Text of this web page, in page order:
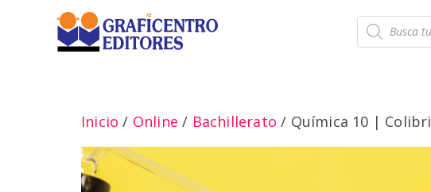
contenido
Búsqueda
de
productos
Inicio / Online / Bachillerato / Química 10 | Colibri